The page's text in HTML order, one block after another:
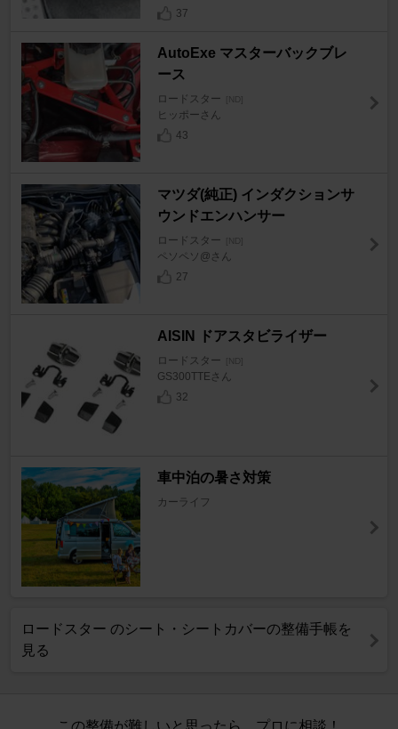
37
AutoExe マスターバックブレ
ース
ロードスター [ND]
ヒッポーさん
43
マツダ(純正) インダクションサ
ウンドエンハンサー
ロードスター [ND]
ペソペソ@さん
27
AISIN ドアスタビライザー
ロードスター [ND]
GS300TTEさん
32
車中泊の暑さ対策
カーライフ
ロードスター のシート・シートカバーの整備手帳を
見る